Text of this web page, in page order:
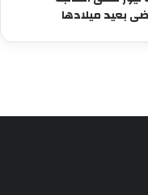
بعيد ميلادها